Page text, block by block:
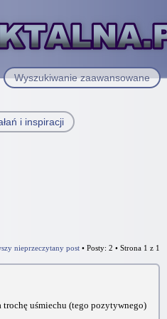
Wyszukiwanie zaawansowane
i inspiracji
nieprzeczytany post • Posty: 2 • Strona 1 z 1
trochę uśmiechu (tego pozytywnego)